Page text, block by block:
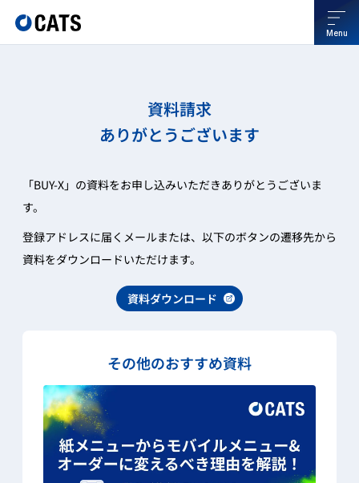
Menu
資料請求
ありがとうございます
「BUY-X」の資料をお申し込みいただきありがとうございま
す。
登録アドレスに届くメールまたは、以下のボタンの遷移先から
資料をダウンロードいただけます。
資料ダウンロード
その他のおすすめ資料